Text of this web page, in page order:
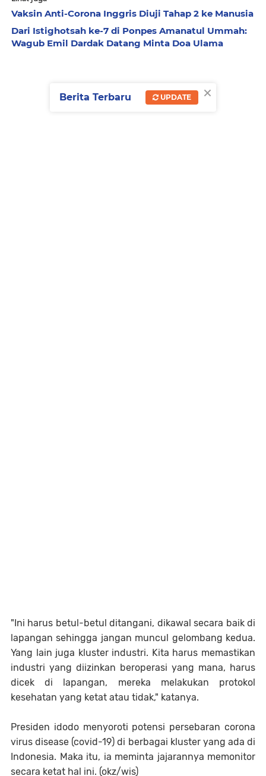
Vaksin Anti-Corona Inggris Diuji Tahap 2 ke Manusia
Dari Istighotsah ke-7 di Ponpes Amanatul Ummah:
Wagub Emil Dardak Datang Minta Doa Ulama
"Ini harus betul-betul ditangani, dikawal secara baik di
lapangan sehingga jangan muncul gelombang kedua.
Yang lain juga kluster industri. Kita harus memastikan
industri yang diizinkan beroperasi yang mana, harus
dicek di lapangan, mereka melakukan protokol
kesehatan yang ketat atau tidak," katanya.
Presiden idodo menyoroti potensi persebaran corona
virus disease (covid-19) di berbagai kluster yang ada di
Indonesia. Maka itu, ia meminta jajarannya memonitor
secara ketat hal ini. (okz/wis)
×
Berita Terbaru UPDATE